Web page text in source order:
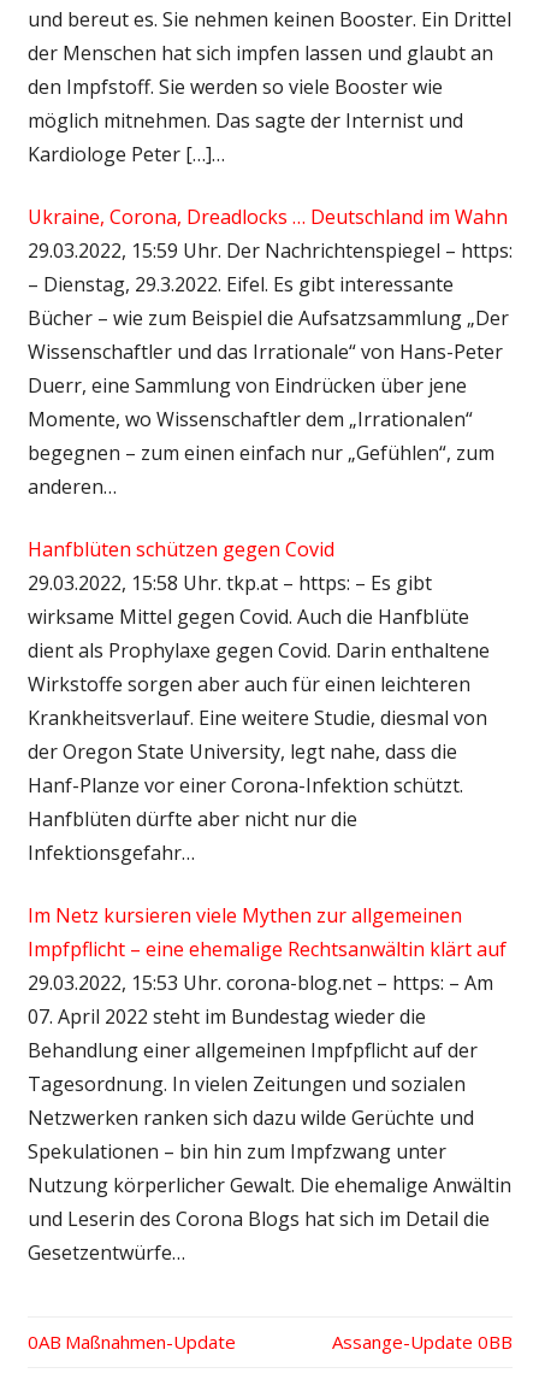
und bereut es. Sie nehmen keinen Booster. Ein Drittel
der Menschen hat sich impfen lassen und glaubt an
den Impfstoff. Sie werden so viele Booster wie
möglich mitnehmen. Das sagte der Internist und
Kardiologe Peter […]…
Ukraine, Corona, Dreadlocks … Deutschland im Wahn
29.03.2022, 15:59 Uhr. Der Nachrichtenspiegel – https:
– Dienstag, 29.3.2022. Eifel. Es gibt interessante
Bücher – wie zum Beispiel die Aufsatzsammlung „Der
Wissenschaftler und das Irrationale“ von Hans-Peter
Duerr, eine Sammlung von Eindrücken über jene
Momente, wo Wissenschaftler dem „Irrationalen“
begegnen – zum einen einfach nur „Gefühlen“, zum
anderen…
Hanfblüten schützen gegen Covid
29.03.2022, 15:58 Uhr. tkp.at – https: – Es gibt
wirksame Mittel gegen Covid. Auch die Hanfblüte
dient als Prophylaxe gegen Covid. Darin enthaltene
Wirkstoffe sorgen aber auch für einen leichteren
Krankheitsverlauf. Eine weitere Studie, diesmal von
der Oregon State University, legt nahe, dass die
Hanf-Planze vor einer Corona-Infektion schützt.
Hanfblüten dürfte aber nicht nur die
Infektionsgefahr…
Im Netz kursieren viele Mythen zur allgemeinen
Impfpflicht – eine ehemalige Rechtsanwältin klärt auf
29.03.2022, 15:53 Uhr. corona-blog.net – https: – Am
07. April 2022 steht im Bundestag wieder die
Behandlung einer allgemeinen Impfpflicht auf der
Tagesordnung. In vielen Zeitungen und sozialen
Netzwerken ranken sich dazu wilde Gerüchte und
Spekulationen – bin hin zum Impfzwang unter
Nutzung körperlicher Gewalt. Die ehemalige Anwältin
und Leserin des Corona Blogs hat sich im Detail die
Gesetzentwürfe…
Vorheriger
Maßnahmen-Update
Nächster
Assange-Update